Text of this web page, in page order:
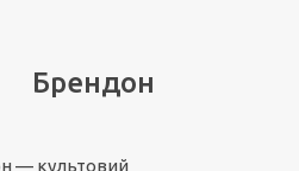
Брендон
— культовий